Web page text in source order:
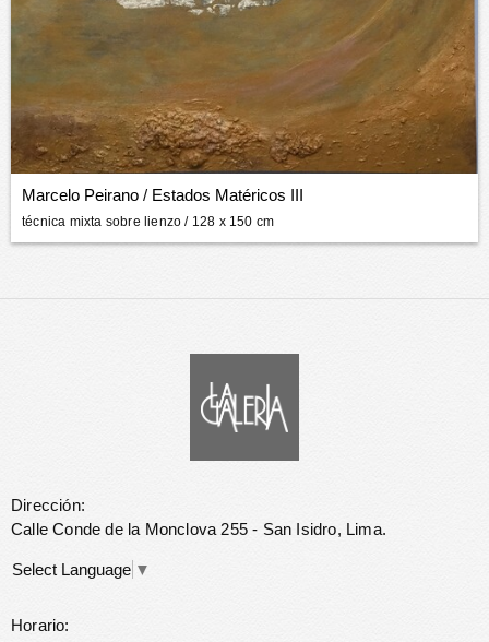
Marcelo Peirano / Estados Matéricos III
técnica mixta sobre lienzo / 128 x 150 cm
Dirección:
Calle Conde de la Monclova 255 - San Isidro, Lima.
Select Language ▼
Horario: